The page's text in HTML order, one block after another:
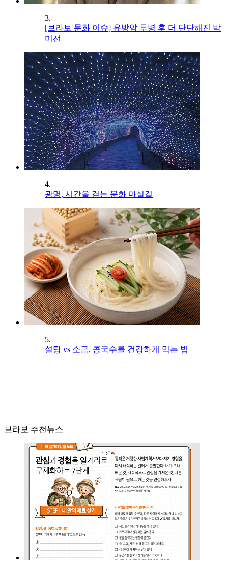
3.
[브라보 문화 이슈] 유방암 투병 후 더 단단해진 박
미선
4.
광명, 시간을 걷는 문화 마실길
5.
설탕 vs 소금, 콩국수를 건강하게 먹는 법
브라보 추천뉴스